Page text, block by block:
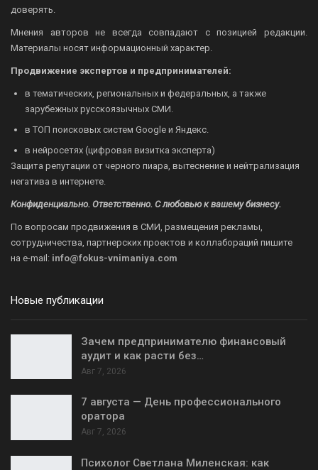
доверять.
Мнения авторов не всегда совпадают с позицией редакции.
Материалы носят информационный характер.
Продвижение экспертов и предпринимателей:
в тематических, региональных и федеральных, а также
зарубежных русскоязычных СМИ.
в ТОП поисковых систем Google и Яндекс.
в нейросетях (цифровая визитка эксперта)
Защита репутации от черного пиара, вытеснение и нейтрализация
негатива в интернете.
Конфиденциально. Ответственно. С любовью к вашему бизнесу.
По вопросам продвижения в СМИ, размещения рекламы,
сотрудничества, партнерских проектов и коллабораций пишите
на e-mail: info@fokus-vnimaniya.com
Новые публикации
Зачем предпринимателю финансовый
аудит и как расти без…
Авг 7, 2026
7 августа — День профессионального
оратора
Авг 7, 2026
Психолог Светлана Миленская: как